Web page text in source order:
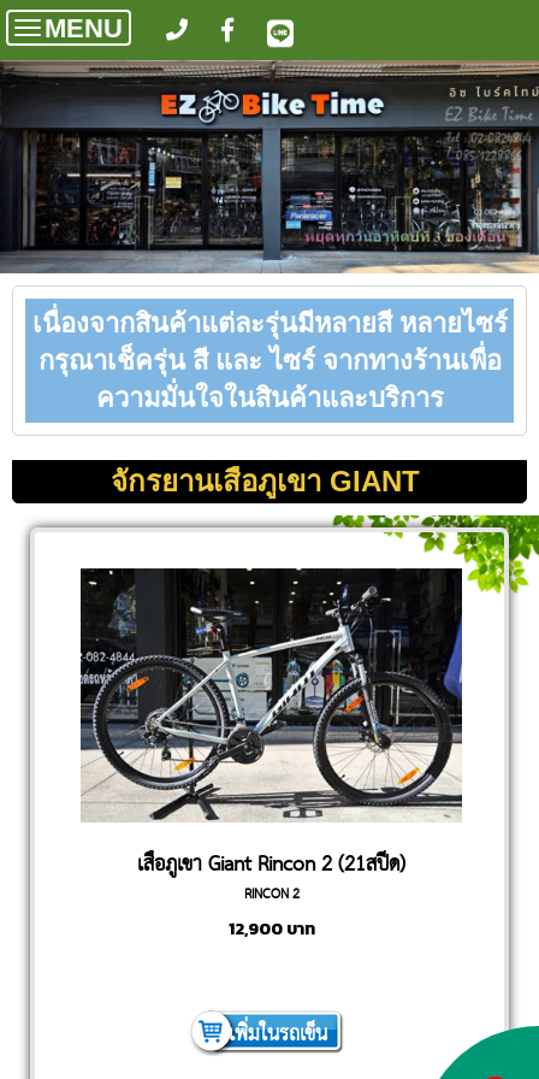
Toggle
navigation
MENU
เนื่องจากสินค้าแต่ละรุ่นมีหลายสี หลายไซร์
กรุณาเช็ครุ่น สี และ ไซร์ จากทางร้านเพื่อ
ความมั่นใจในสินค้าและบริการ
จักรยานเสือภูเขา GIANT
เสือภูเขา Giant Rincon 2 (21สปีด)
RINCON 2
12,900 บาท
เพิ่มในรถเข็น